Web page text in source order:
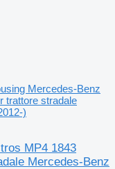
Mercedes-Benz
trattore stradale
)
MP4 1843
Mercedes-Benz